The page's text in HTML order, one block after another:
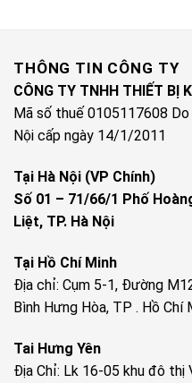
THÔNG TIN CÔNG TY
CÔNG TY TNHH THIẾT BỊ
Mã số thuế 0105117608
Nội cấp ngày 14/1/2011
Tại Hà Nội (VP Chính)
Số 01 – 71/66/1 Phố
Liệt, TP. Hà Nội
Tại Hồ Chí Minh
Địa chỉ: Cụm 5-1, Đường
Bình Hưng Hòa, TP . Hồ Chí
Tai Hưng Yên
Địa Chỉ: Lk 16-05 khu đô